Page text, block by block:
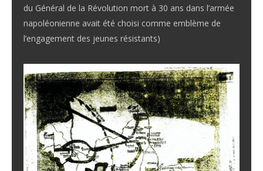
du Général de la Révolution mort à 30 ans dans l’armée
napoléonienne avait été choisi comme emblème de
l’engagement des jeunes résistants)